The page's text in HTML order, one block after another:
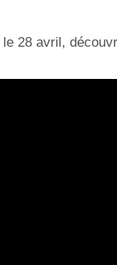
28 avril,